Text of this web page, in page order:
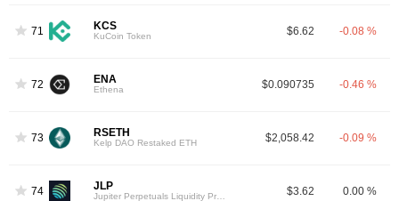
71 KCS
KuCoin Token $6.62 -0.08 %
72 ENA
Ethena $0.090735 -0.46 %
73 RSETH
Kelp DAO Restaked ETH $2,058.42 -0.09 %
74 JLP $3.62 0.00 %